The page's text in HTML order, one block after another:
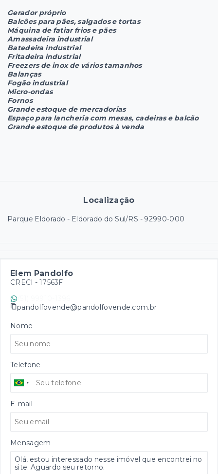
Gerador próprio
Balcões para pães, salgados e tortas
Máquina de fatiar frios e pães
Amassadeira industrial
Batedeira industrial
Fritadeira industrial
Freezers de inox de vários tamanhos
Balanças
Fogão industrial
Micro-ondas
Fornos
Grande estoque de mercadorias
Espaço para lancheria com mesas, cadeiras e balcão
Grande estoque de produtos à venda
Localização
Parque Eldorado - Eldorado do Sul/RS - 92990-000
Elem Pandolfo
CRECI - 17563F
pandolfovende@pandolfovende.com.br
Nome
Telefone
E-mail
Mensagem